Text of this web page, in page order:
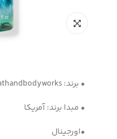
• برند: Bathandbodyworks
• مبدا برند: آمریکا
•اورجینال